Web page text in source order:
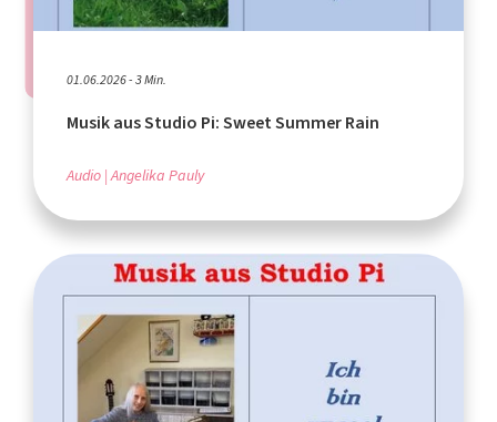
01.06.2026 - 3 Min.
Musik aus Studio Pi: Sweet Summer Rain
Audio Angelika Pauly